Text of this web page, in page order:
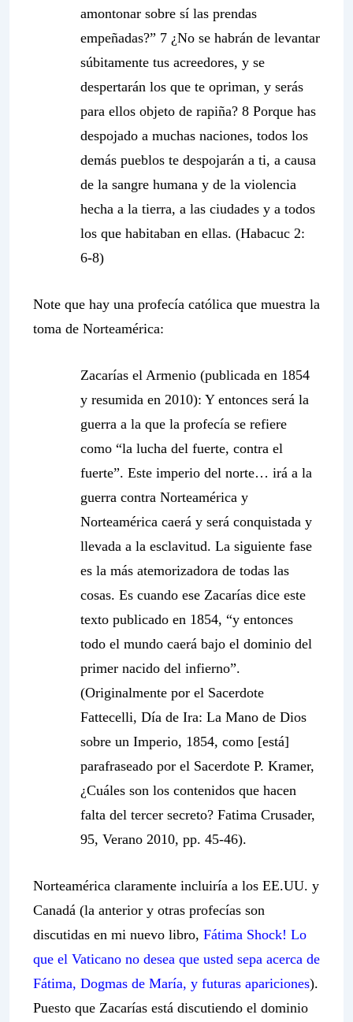
amontonar sobre sí las prendas
empeñadas?” 7 ¿No se habrán de levantar
súbitamente tus acreedores, y se
despertarán los que te opriman, y serás
para ellos objeto de rapiña? 8 Porque has
despojado a muchas naciones, todos los
demás pueblos te despojarán a ti, a causa
de la sangre humana y de la violencia
hecha a la tierra, a las ciudades y a todos
los que habitaban en ellas. (Habacuc 2:
6-8)
Note que hay una profecía católica que muestra la
toma de Norteamérica:
Zacarías el Armenio (publicada en 1854
y resumida en 2010): Y entonces será la
guerra a la que la profecía se refiere
como “la lucha del fuerte, contra el
fuerte”. Este imperio del norte… irá a la
guerra contra Norteamérica y
Norteamérica caerá y será conquistada y
llevada a la esclavitud. La siguiente fase
es la más atemorizadora de todas las
cosas. Es cuando ese Zacarías dice este
texto publicado en 1854, “y entonces
todo el mundo caerá bajo el dominio del
primer nacido del infierno”.
(Originalmente por el Sacerdote
Fattecelli, Día de Ira: La Mano de Dios
sobre un Imperio, 1854, como [está]
parafraseado por el Sacerdote P. Kramer,
¿Cuáles son los contenidos que hacen
falta del tercer secreto? Fatima Crusader,
95, Verano 2010, pp. 45-46).
Norteamérica claramente incluiría a los EE.UU. y
Canadá (la anterior y otras profecías son
discutidas en mi nuevo libro, Fátima Shock! Lo
que el Vaticano no desea que usted sepa acerca de
Fátima, Dogmas de María, y futuras apariciones).
Puesto que Zacarías está discutiendo el dominio